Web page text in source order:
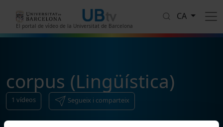
El portal de vídeo de la Universitat de Barcelona
CA
corpus (Lingüística)
1 vídeos Segueix i comparteix